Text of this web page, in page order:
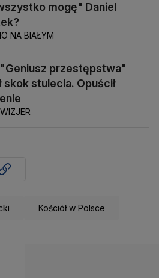
mogę" Daniel
NA BIAŁYM
"Geniusz przestępstwa"
skok stulecia. Opuścił
Kościół w Polsce